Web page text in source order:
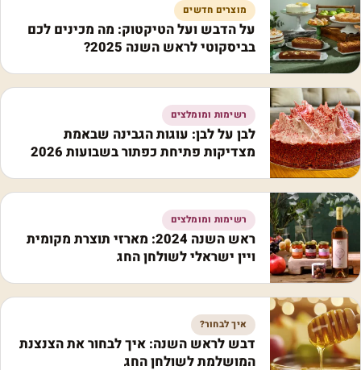
מוצרים חדשים
על הדבש ועל הטיקטוק: מה מכינים לכם
בביסקוטי לראש השנה 2025?
רשימות ומומלצים
לבן על לבן: עוגות הגבינה שבאמת
מצדיקות פתיחת כפתור בשבועות 2026
רשימות ומומלצים
ראש השנה 2024: מארזי תוצרת מקומית
ויין ישראלי לשולחן החג
איך לבחור?
דבש לראש השנה: איך לבחור את הצנצנת
המושלמת לשולחן החג